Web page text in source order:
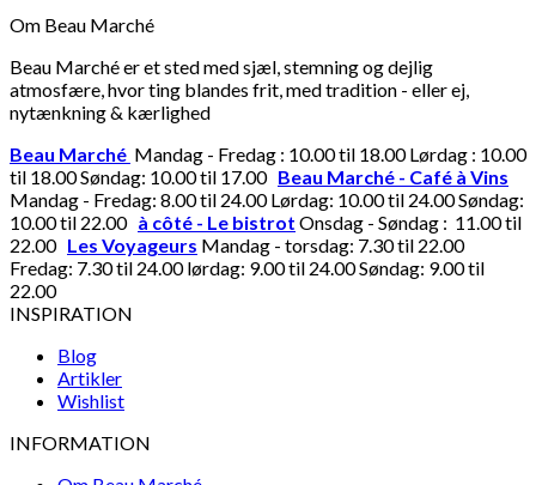
Om Beau Marché
Beau Marché er et sted med sjæl, stemning og dejlig
atmosfære, hvor ting blandes frit, med tradition - eller ej,
nytænkning & kærlighed
Beau Marché Mandag - Fredag : 10.00 til 18.00 Lørdag : 10.00
til 18.00 Søndag: 10.00 til 17.00 Beau Marché - Café à Vins
Mandag - Fredag: 8.00 til 24.00 Lørdag: 10.00 til 24.00 Søndag:
10.00 til 22.00 à côté - Le bistrot Onsdag - Søndag : 11.00 til
22.00 Les Voyageurs Mandag - torsdag: 7.30 til 22.00
Fredag: 7.30 til 24.00 lørdag: 9.00 til 24.00 Søndag: 9.00 til
22.00
INSPIRATION
Blog
Artikler
Wishlist
INFORMATION